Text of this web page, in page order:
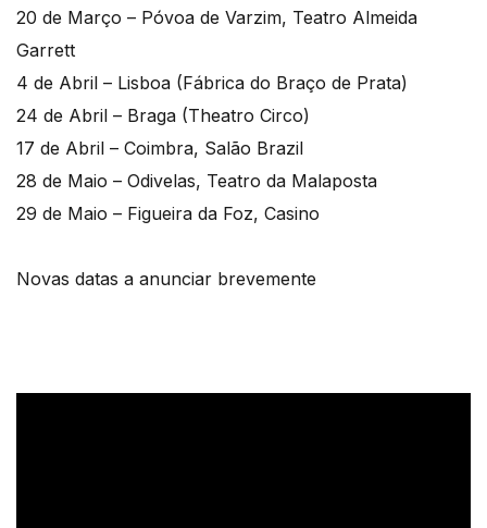
20 de Março – Póvoa de Varzim, Teatro Almeida
Garrett
4 de Abril – Lisboa (Fábrica do Braço de Prata)
24 de Abril – Braga (Theatro Circo)
17 de Abril – Coimbra, Salão Brazil
28 de Maio – Odivelas, Teatro da Malaposta
29 de Maio – Figueira da Foz, Casino
Novas datas a anunciar brevemente